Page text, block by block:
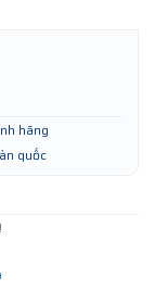
hãng
quốc